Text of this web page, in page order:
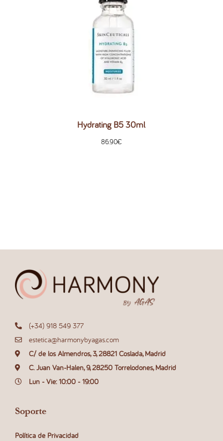
Hydrating B5 30ml
86.90€
(+34) 918 549 377
estetica@harmonybyagas.com
C/ de los Almendros, 3, 28821 Coslada, Madrid
C. Juan Van-Halen, 9, 28250 Torrelodones, Madrid
Lun - Vie: 10:00 - 19:00
Soporte
Política de Privacidad